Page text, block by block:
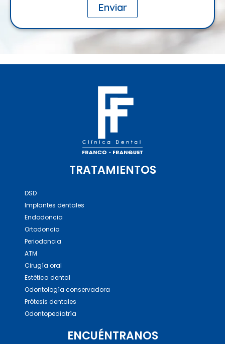
Enviar
TRATAMIENTOS
DSD
Implantes dentales
Endodoncia
Ortodoncia
Periodoncia
ATM
Cirugía oral
Estética dental
Odontología conservadora
Prótesis dentales
Odontopediatría
ENCUÉNTRANOS